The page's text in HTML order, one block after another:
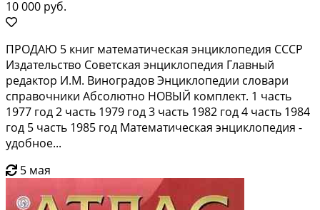
10 000 руб.
ПРОДАЮ 5 книг математическая энциклопедия СССР
Издательство Советская энциклопедия Главный
редактор И.М. Виноградов Энциклопедии словари
справочники Абсолютно НОВЫЙ комплект. 1 часть
1977 год 2 часть 1979 год 3 часть 1982 год 4 часть 1984
год 5 часть 1985 год Математическая энциклопедия -
удобное...
5 мая